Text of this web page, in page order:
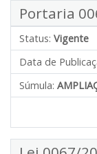
Portaria
Status: Vigente
Data de
Súmula: